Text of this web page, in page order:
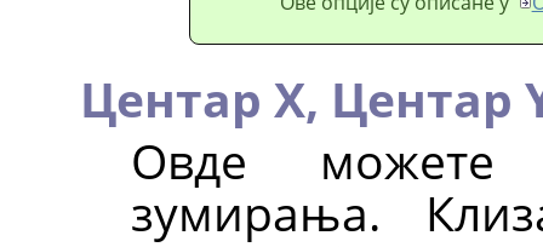
Центар X, Центар
Овде можете
зумирања.